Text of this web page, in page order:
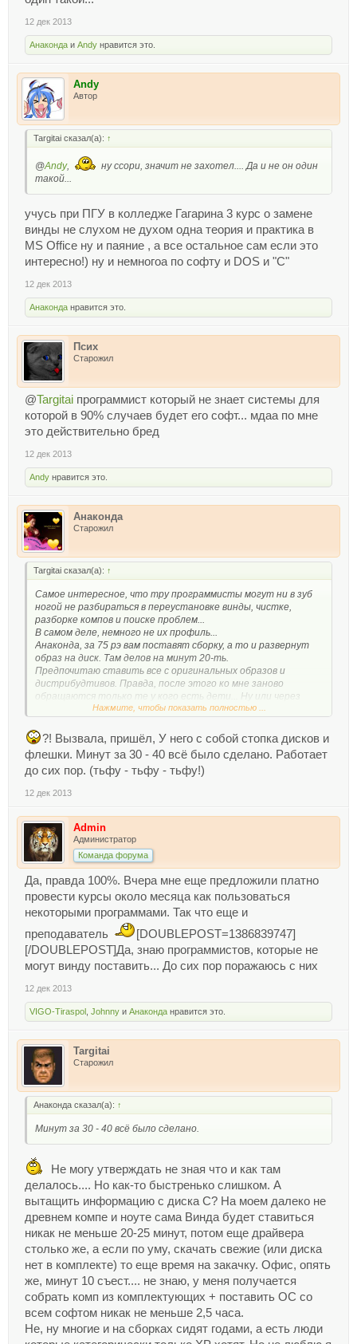
12 дек 2013
Анаконда и Andy нравится это.
Andy
Автор
Targitai сказал(а): ↑
@Andy,
ну ссори, значит не захотел.... Да и не он один
такой...
учусь при ПГУ в колледже Гагарина 3 курс о замене
винды не слухом не духом одна теория и практика в
MS Office ну и паяние , а все остальное сам если это
интересно!) ну и немногоа по софту и DOS и "С"
12 дек 2013
Анаконда нравится это.
Псих
Старожил
@Targitai программист который не знает системы для
которой в 90% случаев будет его софт... мдаа по мне
это действительно бред
12 дек 2013
Andy нравится это.
Анаконда
Старожил
Targitai сказал(а): ↑
Самое интересное, что тру программисты могут ни в зуб
ногой не разбираться в переустановке винды, чистке,
разборке компов и поиске проблем...
В самом деле, немного не их профиль...
Анаконда, за 75 рэ вам поставят сборку, а то и развернут
образ на диск. Там делов на минут 20-ть.
Предпочитаю ставить все с оригинальных образов и
дистрибудтивов. Правда, после этого ко мне заново
обращаются только те у кого есть дети... Ну или через
несколько лет, когда дешевенький БП накрывается (со
Нажмите, чтобы показать полностью ...
?! Вызвала, пришёл, У него с собой стопка дисков и
флешки. Минут за 30 - 40 всё было сделано. Работает
до сих пор. (тьфу - тьфу - тьфу!)
12 дек 2013
Admin
Администратор
Команда форума
Да, правда 100%. Вчера мне еще предложили платно
провести курсы около месяца как пользоваться
некоторыми программами. Так что еще и
преподаватель
[DOUBLEPOST=1386839747]
[/DOUBLEPOST]Да, знаю программистов, которые не
могут винду поставить... До сих пор поражаюсь с них
12 дек 2013
VIGO-Tiraspol Johnny и Анаконда нравится это.
Targitai
Старожил
Анаконда сказал(а): ↑
Минут за 30 - 40 всё было сделано.
Не могу утверждать не зная что и как там
делалось.... Но как-то быстренько слишком. А
вытащить информацию с диска С? На моем далеко не
древнем компе и ноуте сама Винда будет ставиться
никак не меньше 20-25 минут, потом еще драйвера
столько же, а если по уму, скачать свежие (или диска
нет в комплекте) то еще время на закачку. Офис, опять
же, минут 10 съест.... не знаю, у меня получается
собрать комп из комплектующих + поставить ОС со
всем софтом никак не меньше 2,5 часа.
Не, ну многие и на сборках сидят годами, а есть люди